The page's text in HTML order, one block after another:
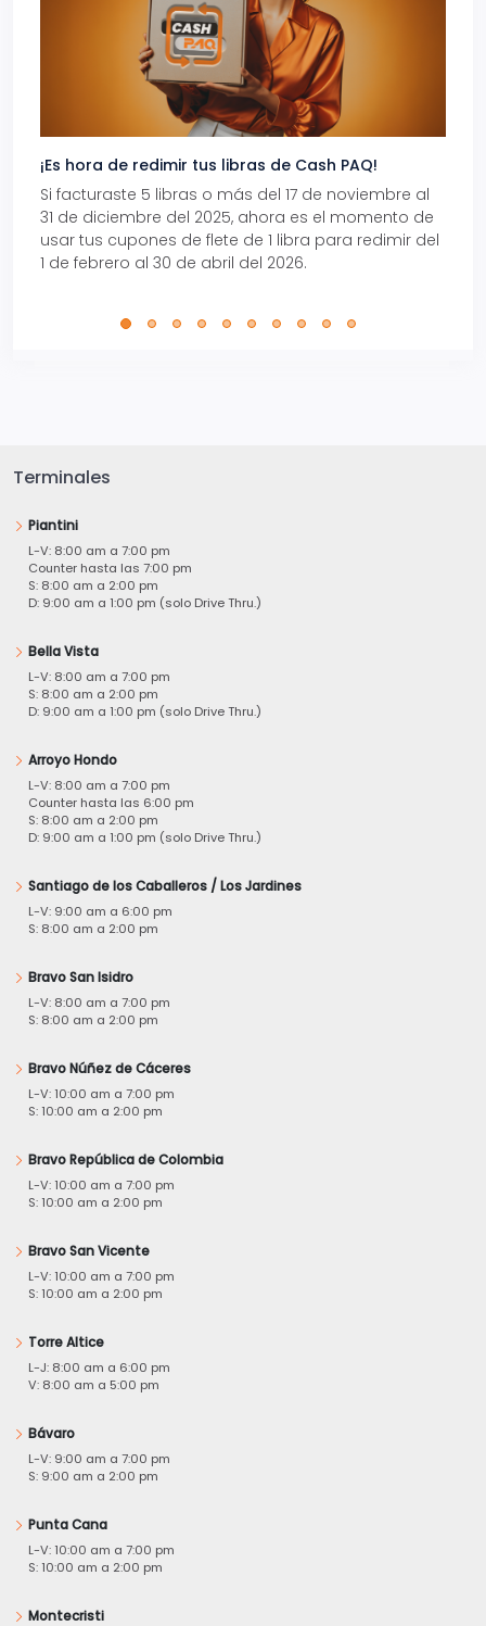
¡Es hora de redimir tus libras de Cash PAQ!
Si facturaste 5 libras o más del 17 de noviembre al
31 de diciembre del 2025, ahora es el momento de
usar tus cupones de flete de 1 libra para redimir del
1 de febrero al 30 de abril del 2026.
Terminales
Piantini
L-V: 8:00 am a 7:00 pm
Counter hasta las 7:00 pm
S: 8:00 am a 2:00 pm
D: 9:00 am a 1:00 pm (solo Drive Thru.)
Bella Vista
L-V: 8:00 am a 7:00 pm
S: 8:00 am a 2:00 pm
D: 9:00 am a 1:00 pm (solo Drive Thru.)
Arroyo Hondo
L-V: 8:00 am a 7:00 pm
Counter hasta las 6:00 pm
S: 8:00 am a 2:00 pm
D: 9:00 am a 1:00 pm (solo Drive Thru.)
Santiago de los Caballeros / Los Jardines
L-V: 9:00 am a 6:00 pm
S: 8:00 am a 2:00 pm
Bravo San Isidro
L-V: 8:00 am a 7:00 pm
S: 8:00 am a 2:00 pm
Bravo Núñez de Cáceres
L-V: 10:00 am a 7:00 pm
S: 10:00 am a 2:00 pm
Bravo República de Colombia
L-V: 10:00 am a 7:00 pm
S: 10:00 am a 2:00 pm
Bravo San Vicente
L-V: 10:00 am a 7:00 pm
S: 10:00 am a 2:00 pm
Torre Altice
L-J: 8:00 am a 6:00 pm
V: 8:00 am a 5:00 pm
Bávaro
L-V: 9:00 am a 7:00 pm
S: 9:00 am a 2:00 pm
Punta Cana
L-V: 10:00 am a 7:00 pm
S: 10:00 am a 2:00 pm
Montecristi